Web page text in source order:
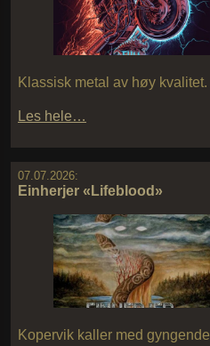
Klassisk metal av høy kvalitet.
Les hele…
07.07.2026:
Einherjer «Lifeblood»
Kopervik kaller med gyngende